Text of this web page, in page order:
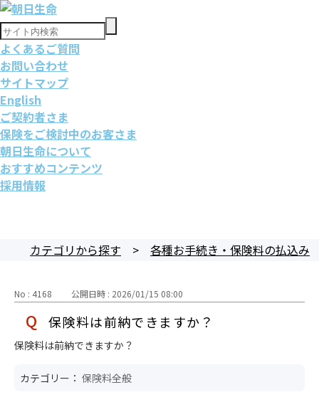
よくあるご質問
お問い合わせ
サイトマップ
English
ご契約者さま
保険をご検討中のお客さま
朝日生命について
おすすめコンテンツ
採用情報
カテゴリから探す > 各種お手続き・保険料の払込み
No : 4168 公開日時 : 2026/01/15 08:00
保険料は前納できますか？
保険料は前納できますか？
カテゴリー： 保険料全般